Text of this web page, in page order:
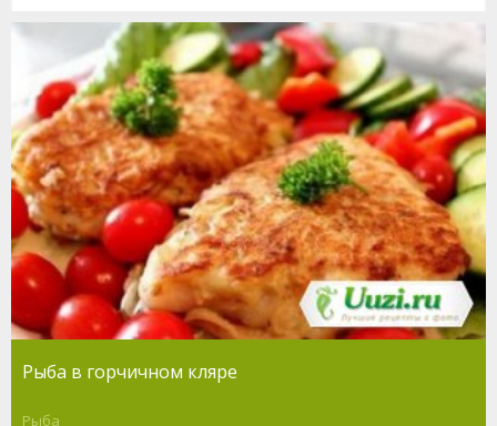
Рыба в горчичном кляре
Рыба